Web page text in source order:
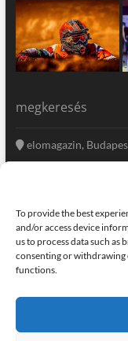
To provide the best
and/or access device
us to process data such as
consenting or withdrawing
functions.
megkeresés
elomagazin,
elomagazin
home